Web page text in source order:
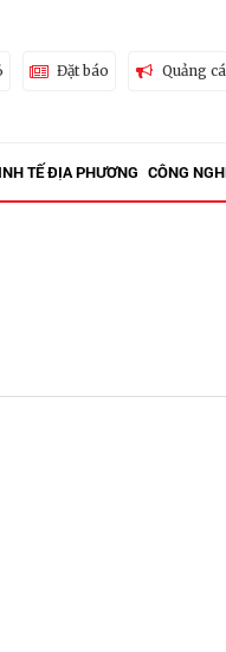
Đặt báo Quảng
TẾ ĐỊA PHƯƠNG CÔNG